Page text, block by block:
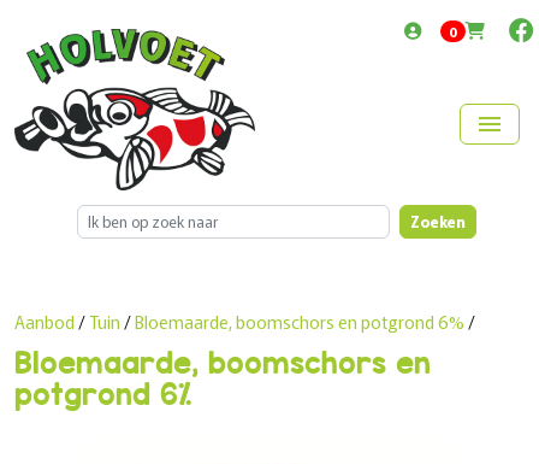
0items in cart
menu
Zoeken
Bloemaarde, boomschors en
potgrond 6%
Aanbod /Tuin /Bloemaarde, boomschors en potgrond 6% /